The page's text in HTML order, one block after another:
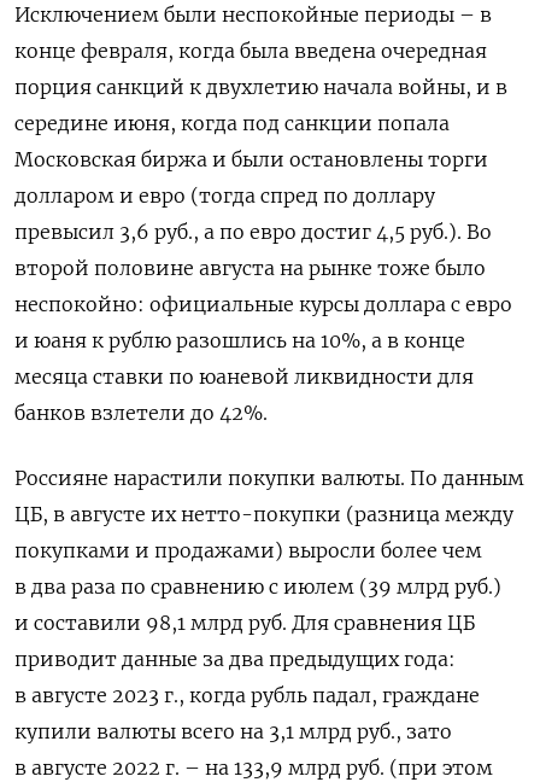
Исключением были неспокойные периоды – в
конце февраля, когда была введена очередная
порция санкций к двухлетию начала войны, и в
середине июня, когда под санкции попала
Московская биржа и были остановлены торги
долларом и евро (тогда спред по доллару
превысил 3,6 руб., а по евро достиг 4,5 руб.). Во
второй половине августа на рынке тоже было
неспокойно: официальные курсы доллара с евро
и юаня к рублю разошлись на 10%, а в конце
месяца ставки по юаневой ликвидности для
банков взлетели до 42%.
Россияне нарастили покупки валюты. По данным
ЦБ, в августе их нетто-покупки (разница между
покупками и продажами) выросли более чем
в два раза по сравнению с июлем (39 млрд руб.)
и составили 98,1 млрд руб. Для сравнения ЦБ
приводит данные за два предыдущих года:
в августе 2023 г., когда рубль падал, граждане
купили валюты всего на 3,1 млрд руб., зато
в августе 2022 г. – на 133,9 млрд руб. (при этом